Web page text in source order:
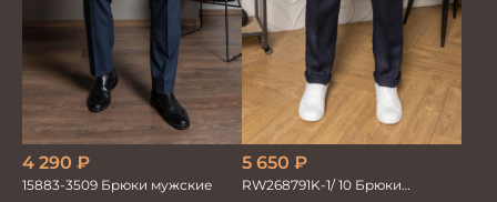
4 290 ₽
15883-3509 Брюки мужские
5 650 ₽
RW268791K-1/ 10 Брюки